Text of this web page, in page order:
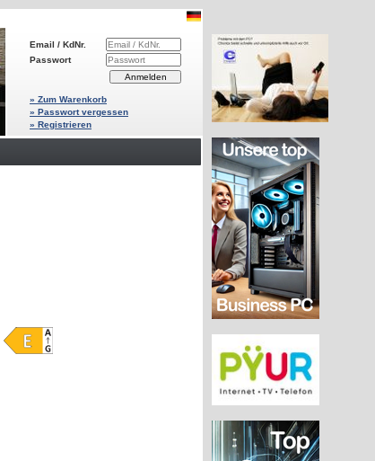
Email / KdNr.
Passwort
» Zum Warenkorb
» Passwort vergessen
» Registrieren